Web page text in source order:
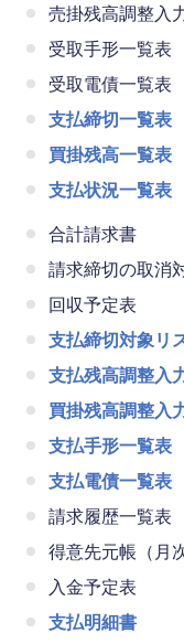
売掛残高調整入
受取手形一覧表
受取電債一覧表
支払締切一覧表
買掛残高一覧表
支払状況一覧表
合計請求書
請求締切の取消
回収予定表
支払締切対象リ
支払残高調整入
買掛残高調整入
支払手形一覧表
支払電債一覧表
請求履歴一覧表
得意先元帳（月
入金予定表
支払明細書